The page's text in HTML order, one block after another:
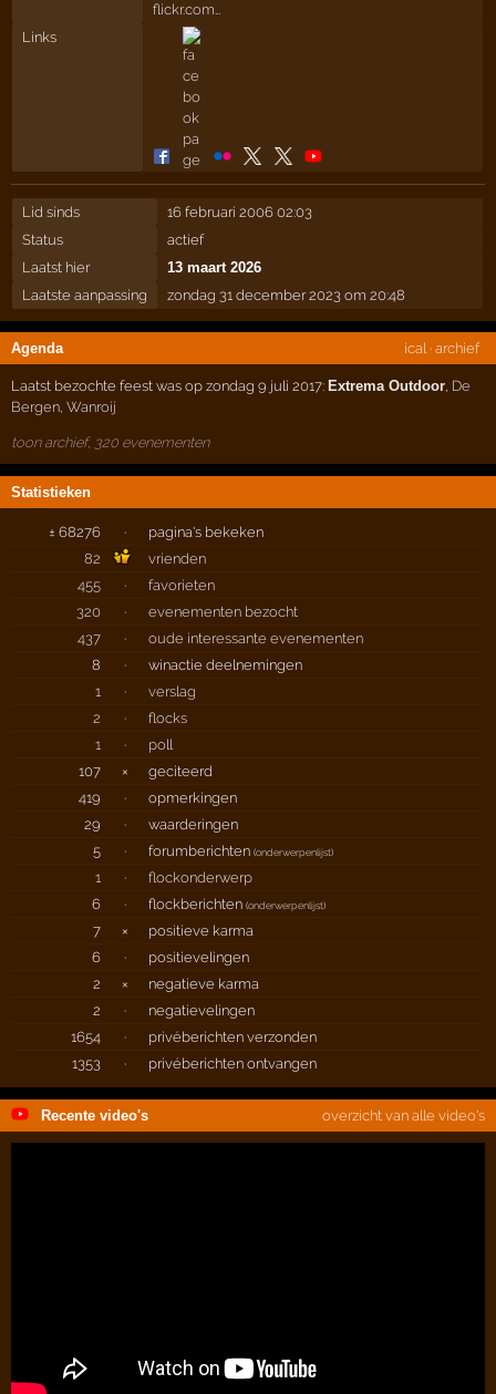
flickr.com…
Links
Lid sinds
16 februari 2006 02:03
Status
actief
Laatst hier
13 maart 2026
Laatste aanpassing
zondag 31 december 2023 om 20:48
Agenda ical· archief
Laatst bezochte feest was op zondag 9 juli 2017: Extrema Outdoor, De
Bergen,Wanroij
toon archief, 320 evenementen
Statistieken
± 68276 ·
pagina's bekeken
82
vrienden
455
·
favorieten
320
·
evenementen bezocht
437
·
oude interessante evenementen
8
·
winactie deelnemingen
1
·
verslag
2
·
flocks
1
·
poll
107
×
geciteerd
419
·
opmerkingen
29
·
waarderingen
5
· forumberichten(onderwerpenlijst)
1 ·
flockonderwerp
6
· flockberichten(onderwerpenlijst)
7 ×
positieve karma
6
·
positievelingen
2
×
negatieve karma
2
·
negatievelingen
1654
·
privéberichten verzonden
1353
· privéberichten ontvangen
Recente video's overzicht van alle video's